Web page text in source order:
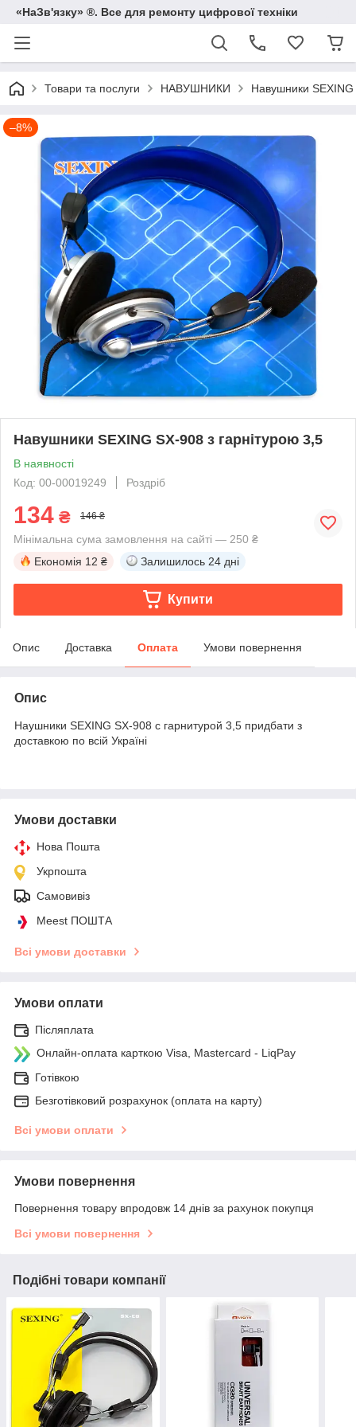
«НаЗв'язку» ®. Все для ремонту цифрової техніки
Товари та послуги НАВУШНИКИ Навушники SEXING
–8%
Навушники SEXING SX-908 з гарнітурою 3,5
В наявності
Код: 00-00019249
Роздріб
134 ₴ 146 ₴
Мінімальна сума замовлення на сайті — 250 ₴
Економія 12 ₴ Залишилось 24 дні
Купити
Опис Доставка Оплата Умови повернення
Опис
Наушники SEXING SX-908 с гарнитурой 3,5 придбати з
доставкою по всій Україні
Умови доставки
Нова Пошта
Укрпошта
Самовивіз
Meest ПОШТА
Всі умови доставки
Умови оплати
Післяплата
Онлайн-оплата карткою Visa, Mastercard - LiqPay
Готівкою
Безготівковий розрахунок (оплата на карту)
Всі умови оплати
Умови повернення
Повернення товару впродовж 14 днів за рахунок покупця
Всі умови повернення
Подібні товари компанії